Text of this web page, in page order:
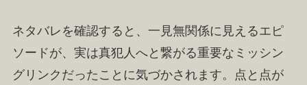
ネタバレを確認すると、一見無関係に見えるエピ
ソードが、実は真犯人へと繋がる重要なミッシン
グリンクだったことに気づかされます。点と点が